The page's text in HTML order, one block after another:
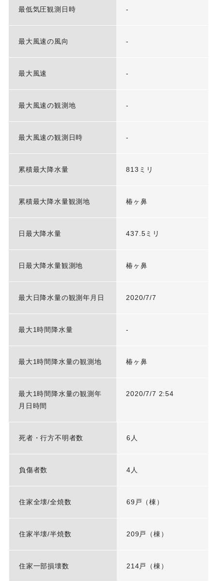
最低気圧観測日時 -
最大風速の風向 -
最大風速 -
最大風速の観測地 -
最大風速の観測日時 -
累積最大降水量 813ミリ
累積最大降水量観測地 椿ヶ鼻
日最大降水量 437.5ミリ
日最大降水量観測地 椿ヶ鼻
最大日降水量の観測年月日 2020/7/7
最大1時間降水量 -
最大1時間降水量の観測地 椿ヶ鼻
最大1時間降水量の観測年
月日時間
2020/7/7 2:54
死者・行方不明者数 6人
負傷者数 4人
住家全壊/全焼数 69戸（棟）
住家半壊/半焼数 209戸（棟）
住家一部損壊数 214戸（棟）